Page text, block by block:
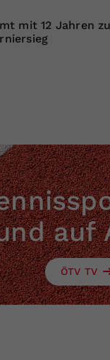
mit 12 Jahren zu
auf
ÖTV TV